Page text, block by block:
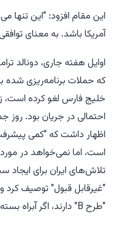
این مقام افزود: "این تنها
آمریکا باشد. به معنای
اوایل هفته جاری، دونالد
که حملات برنامه‌ریزی شده
خلیج فارس لغو کرده است،
احتمالی در جریان بود. روز
اظهار داشت که "کمی
است، اما نمی‌خواهد در
تلاش‌های ایران برای
"غیرقابل قبول" توصیف
"طرح B" دارند، اگر آبراه بسته بماند.